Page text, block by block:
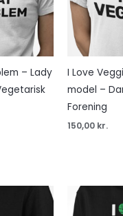
– Lady
I Love
model –
Forening
150,00 kr.